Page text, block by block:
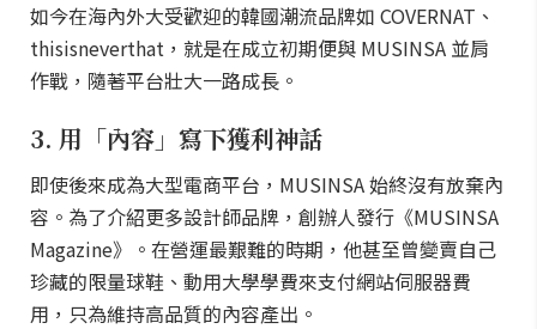
如今在海內外大受歡迎的韓國潮流品牌如 COVERNAT、
thisisneverthat，就是在成立初期便與 MUSINSA 並肩
作戰，隨著平台壯大一路成長。
3. 用「內容」寫下獲利神話
即使後來成為大型電商平台，MUSINSA 始終沒有放棄內
容。為了介紹更多設計師品牌，創辦人發行《MUSINSA
Magazine》。在營運最艱難的時期，他甚至曾變賣自己
珍藏的限量球鞋、動用大學學費來支付網站伺服器費
用，只為維持高品質的內容產出。